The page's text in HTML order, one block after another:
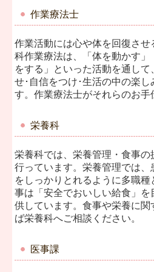
作業療法士
作業活動には心や体を回復させ
科作業療法は、「体を動かす
をする」といった活動を通して
せ･自信をつけ･生活の中の楽
す。作業療法士がそれらのお手
栄養科
栄養科では、栄養管理・食事の
行っています。栄養管理では
をしっかりとれるように多職
事は「安全でおいしい給食」を
供しています。食事や栄養に
ば栄養科へご相談ください。
医事課